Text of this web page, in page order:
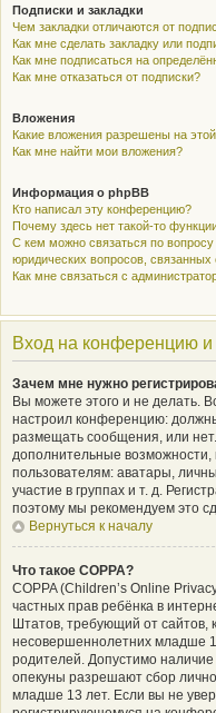
Подписки и закладки
Чем закладки отличаются от
Как мне сделать закладку или
Как мне подписаться на
Как мне отказаться от подписки?
Вложения
Какие вложения разрешены на
Как мне найти мои вложения?
Информация о phpBB
Кто написал эту конференцию?
Почему здесь нет такой-то
С кем можно связаться по вопросу
юридических вопросов,
Как мне связаться с
Вход на конференцию и
Зачем мне нужно
Вы можете этого и не делать.
настроил конференцию:
размещать сообщения, или
дополнительные
пользователям: аватары,
участие в группах и т. д.
поэтому мы рекомендуем это
Вернуться к началу
Что такое COPPA?
COPPA (Children’s Online
частных прав ребёнка в
Штатов, требующий от сайтов,
несовершеннолетних младше
родителей. Допустимо
опекуны разрешают сбор
младше 13 лет. Если вы не